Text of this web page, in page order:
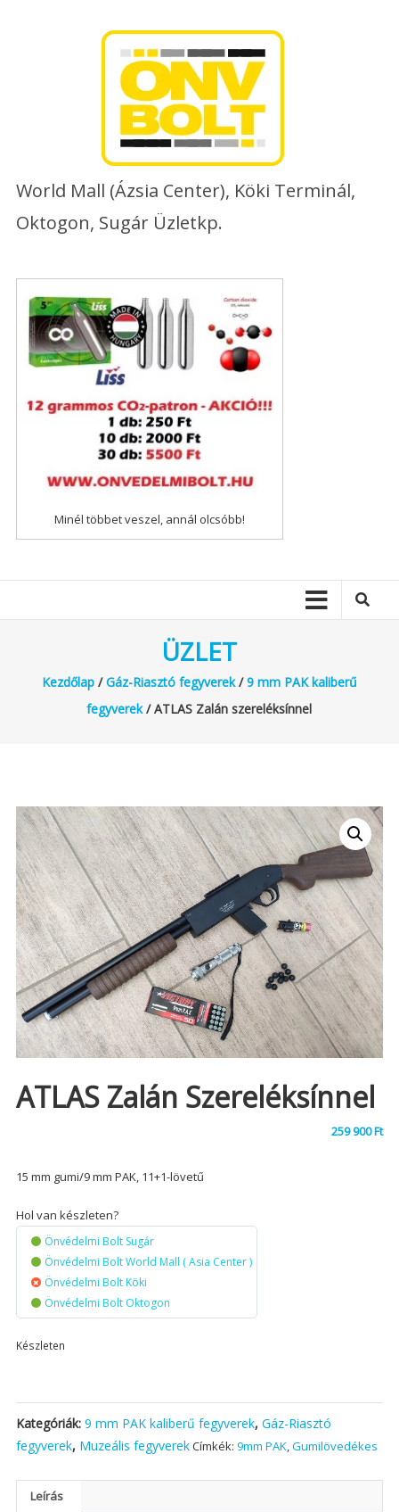
World Mall (Ázsia Center), Köki Terminál,
Oktogon, Sugár Üzletkp.
Minél többet veszel, annál olcsóbb!
ÜZLET
Kezdőlap/Gáz-Riasztó fegyverek/9 mm PAK kaliberű
fegyverek/ ATLAS Zalán szereléksínnel
ATLAS Zalán Szereléksínnel
259 900Ft
15 mm gumi/9 mm PAK, 11+1-lövetű
Hol van készleten?
Önvédelmi Bolt Sugár
Önvédelmi Bolt World Mall ( Asia Center )
Önvédelmi Bolt Köki
Önvédelmi Bolt Oktogon
Készleten
Kategóriák: 9 mm PAK kaliberű fegyverek, Gáz-Riasztó
fegyverek, Muzeális fegyverekCímkék: 9mm PAK,Gumilövedékes
Leírás